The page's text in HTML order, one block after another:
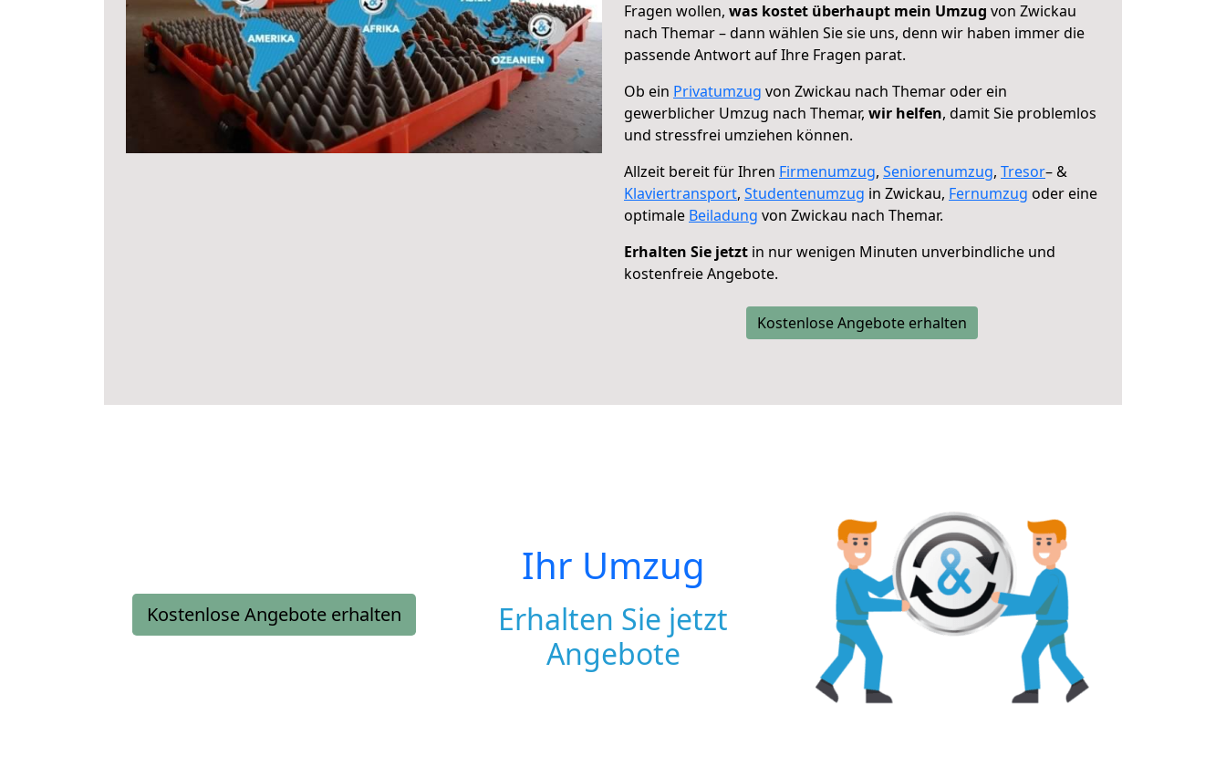
Fragen wollen, was kostet überhaupt mein Umzug von Zwickau
nach Themar – dann wählen Sie sie uns, denn wir haben immer die
passende Antwort auf Ihre Fragen parat.
Ob ein Privatumzug von Zwickau nach Themar oder ein
gewerblicher Umzug nach Themar, wir helfen, damit Sie problemlos
und stressfrei umziehen können.
Allzeit bereit für Ihren Firmenumzug, Seniorenumzug, Tresor– &
Klaviertransport, Studentenumzug in Zwickau, Fernumzug oder eine
optimale Beiladung von Zwickau nach Themar.
Erhalten Sie jetzt in nur wenigen Minuten unverbindliche und
kostenfreie Angebote.
Kostenlose Angebote erhalten
Kostenlose Angebote erhalten
Ihr Umzug
Erhalten Sie jetzt
Angebote